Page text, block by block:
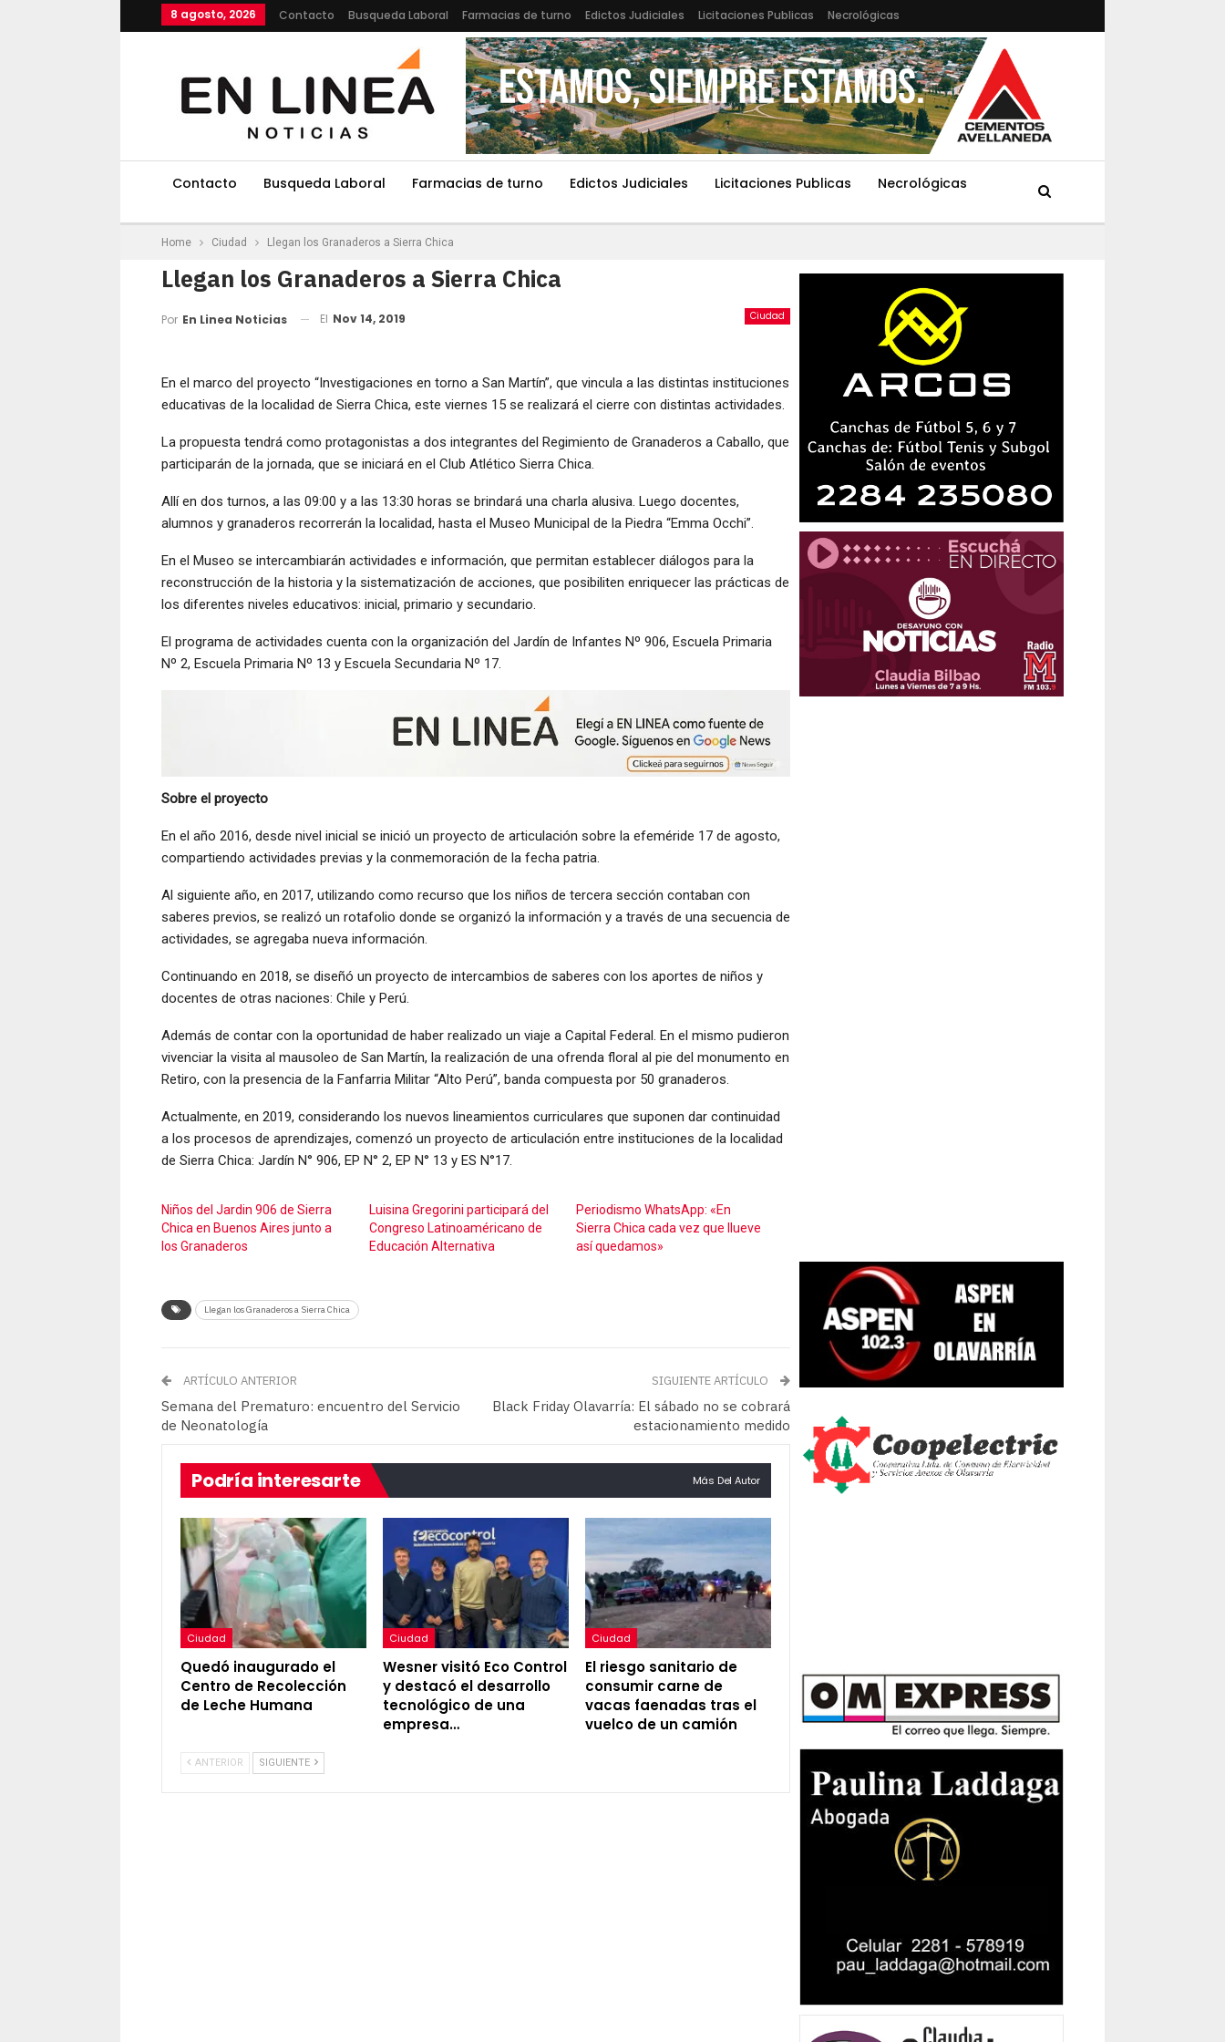
8 agosto, 2026 Contacto Busqueda Laboral Farmacias de turno Edictos Judiciales Licitaciones Publicas Necrológicas
Contacto Busqueda Laboral Farmacias de turno Edictos Judiciales Licitaciones Publicas Necrológicas
Home Ciudad Llegan los Granaderos a Sierra Chica
Llegan los Granaderos a Sierra Chica
Ciudad
Por En Linea Noticias El Nov 14, 2019
En el marco del proyecto “Investigaciones en torno a San Martín”, que vincula a las distintas instituciones
educativas de la localidad de Sierra Chica, este viernes 15 se realizará el cierre con distintas actividades.
La propuesta tendrá como protagonistas a dos integrantes del Regimiento de Granaderos a Caballo, que
participarán de la jornada, que se iniciará en el Club Atlético Sierra Chica.
Allí en dos turnos, a las 09:00 y a las 13:30 horas se brindará una charla alusiva. Luego docentes,
alumnos y granaderos recorrerán la localidad, hasta el Museo Municipal de la Piedra “Emma Occhi”.
En el Museo se intercambiarán actividades e información, que permitan establecer diálogos para la
reconstrucción de la historia y la sistematización de acciones, que posibiliten enriquecer las prácticas de
los diferentes niveles educativos: inicial, primario y secundario.
El programa de actividades cuenta con la organización del Jardín de Infantes Nº 906, Escuela Primaria
Nº 2, Escuela Primaria Nº 13 y Escuela Secundaria Nº 17.
Sobre el proyecto
En el año 2016, desde nivel inicial se inició un proyecto de articulación sobre la efeméride 17 de agosto,
compartiendo actividades previas y la conmemoración de la fecha patria.
Al siguiente año, en 2017, utilizando como recurso que los niños de tercera sección contaban con
saberes previos, se realizó un rotafolio donde se organizó la información y a través de una secuencia de
actividades, se agregaba nueva información.
Continuando en 2018, se diseñó un proyecto de intercambios de saberes con los aportes de niños y
docentes de otras naciones: Chile y Perú.
Además de contar con la oportunidad de haber realizado un viaje a Capital Federal. En el mismo pudieron
vivenciar la visita al mausoleo de San Martín, la realización de una ofrenda floral al pie del monumento en
Retiro, con la presencia de la Fanfarria Militar “Alto Perú”, banda compuesta por 50 granaderos.
Actualmente, en 2019, considerando los nuevos lineamientos curriculares que suponen dar continuidad
a los procesos de aprendizajes, comenzó un proyecto de articulación entre instituciones de la localidad
de Sierra Chica: Jardín N° 906, EP N° 2, EP N° 13 y ES N°17.
Niños del Jardin 906 de Sierra
Chica en Buenos Aires junto a
los Granaderos
Luisina Gregorini participará del
Congreso Latinoaméricano de
Educación Alternativa
Periodismo WhatsApp: «En
Sierra Chica cada vez que llueve
así quedamos»
Llegan los Granaderos a Sierra Chica
ARTÍCULO ANTERIOR
Semana del Prematuro: encuentro del Servicio
de Neonatología
SIGUIENTE ARTÍCULO
Black Friday Olavarría: El sábado no se cobrará
estacionamiento medido
Podría interesarte Más Del Autor
Ciudad
Quedó inaugurado el
Centro de Recolección
de Leche Humana
Ciudad
Wesner visitó Eco Control
y destacó el desarrollo
tecnológico de una
empresa…
Ciudad
El riesgo sanitario de
consumir carne de
vacas faenadas tras el
vuelco de un camión
ANTERIOR SIGUIENTE